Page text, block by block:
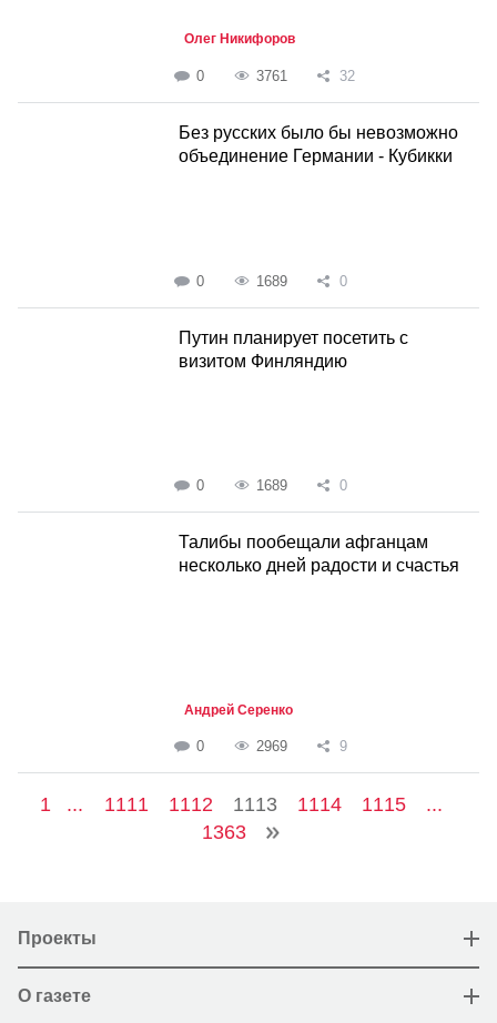
Олег Никифоров
0 3761 32
Без русских было бы невозможно
объединение Германии - Кубикки
0 1689 0
Путин планирует посетить с
визитом Финляндию
0 1689 0
Талибы пообещали афганцам
несколько дней радости и счастья
Андрей Серенко
0 2969 9
1 ... 1111 1112 1113 1114 1115
...
1363
Проекты
О газете